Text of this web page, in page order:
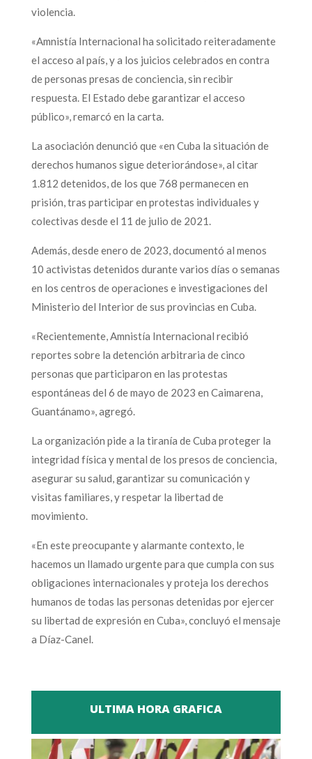
violencia.
«Amnistía Internacional ha solicitado reiteradamente
el acceso al país, y a los juicios celebrados en contra
de personas presas de conciencia, sin recibir
respuesta. El Estado debe garantizar el acceso
público», remarcó en la carta.
La asociación denunció que «en Cuba la situación de
derechos humanos sigue deteriorándose», al citar
1.812 detenidos, de los que 768 permanecen en
prisión, tras participar en protestas individuales y
colectivas desde el 11 de julio de 2021.
Además, desde enero de 2023, documentó al menos
10 activistas detenidos durante varios días o semanas
en los centros de operaciones e investigaciones del
Ministerio del Interior de sus provincias en Cuba.
«Recientemente, Amnistía Internacional recibió
reportes sobre la detención arbitraria de cinco
personas que participaron en las protestas
espontáneas del 6 de mayo de 2023 en Caimarena,
Guantánamo», agregó.
La organización pide a la tiranía de Cuba proteger la
integridad física y mental de los presos de conciencia,
asegurar su salud, garantizar su comunicación y
visitas familiares, y respetar la libertad de
movimiento.
«En este preocupante y alarmante contexto, le
hacemos un llamado urgente para que cumpla con sus
obligaciones internacionales y proteja los derechos
humanos de todas las personas detenidas por ejercer
su libertad de expresión en Cuba», concluyó el mensaje
a Díaz-Canel.
ULTIMA HORA GRAFICA